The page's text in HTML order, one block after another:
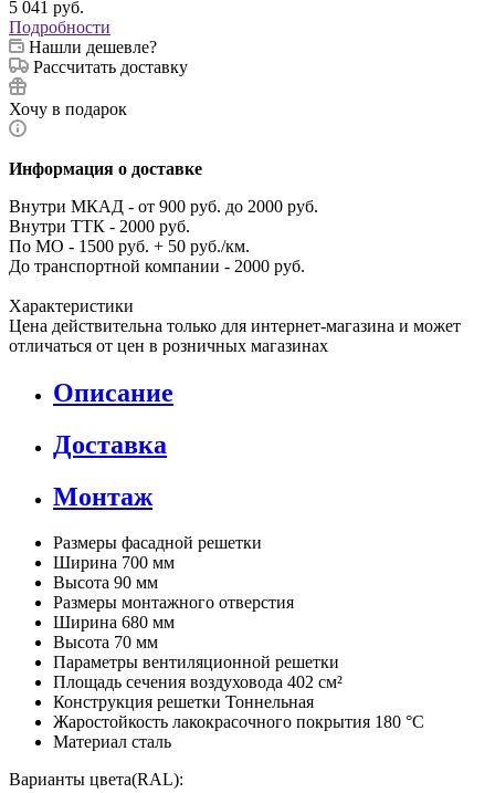
5 041 руб.
Подробности
Нашли дешевле?
Рассчитать доставку
Хочу в подарок
Информация о доставке
Внутри МКАД - от 900 руб. до 2000 руб.
Внутри ТТК - 2000 руб.
По МО - 1500 руб. + 50 руб./км.
До транспортной компании - 2000 руб.
Характеристики
Цена действительна только для интернет-магазина и может
отличаться от цен в розничных магазинах
Описание
Доставка
Монтаж
Размеры фасадной решетки
Ширина 700 мм
Высота 90 мм
Размеры монтажного отверстия
Ширина 680 мм
Высота 70 мм
Параметры вентиляционной решетки
Площадь сечения воздуховода 402 см²
Конструкция решетки Тоннельная
Жаростойкость лакокрасочного покрытия 180 °C
Материал сталь
Варианты цвета(RAL):